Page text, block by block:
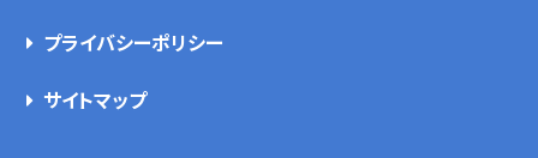
プライバシーポリシー
サイトマップ